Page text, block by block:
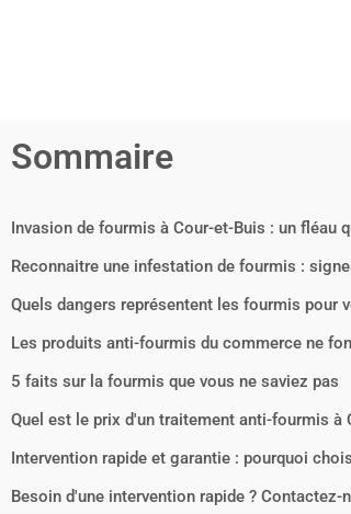
Sommaire
Invasion de fourmis à Cour-et-Buis : un fléau
Reconnaitre une infestation de fourmis :
Quels dangers représentent les fourmis pour
Les produits anti-fourmis du commerce ne
5 faits sur la fourmis que vous ne saviez pas
Quel est le prix d'un traitement anti-fourmis à
Intervention rapide et garantie : pourquoi
Besoin d'une intervention rapide ? Contactez-